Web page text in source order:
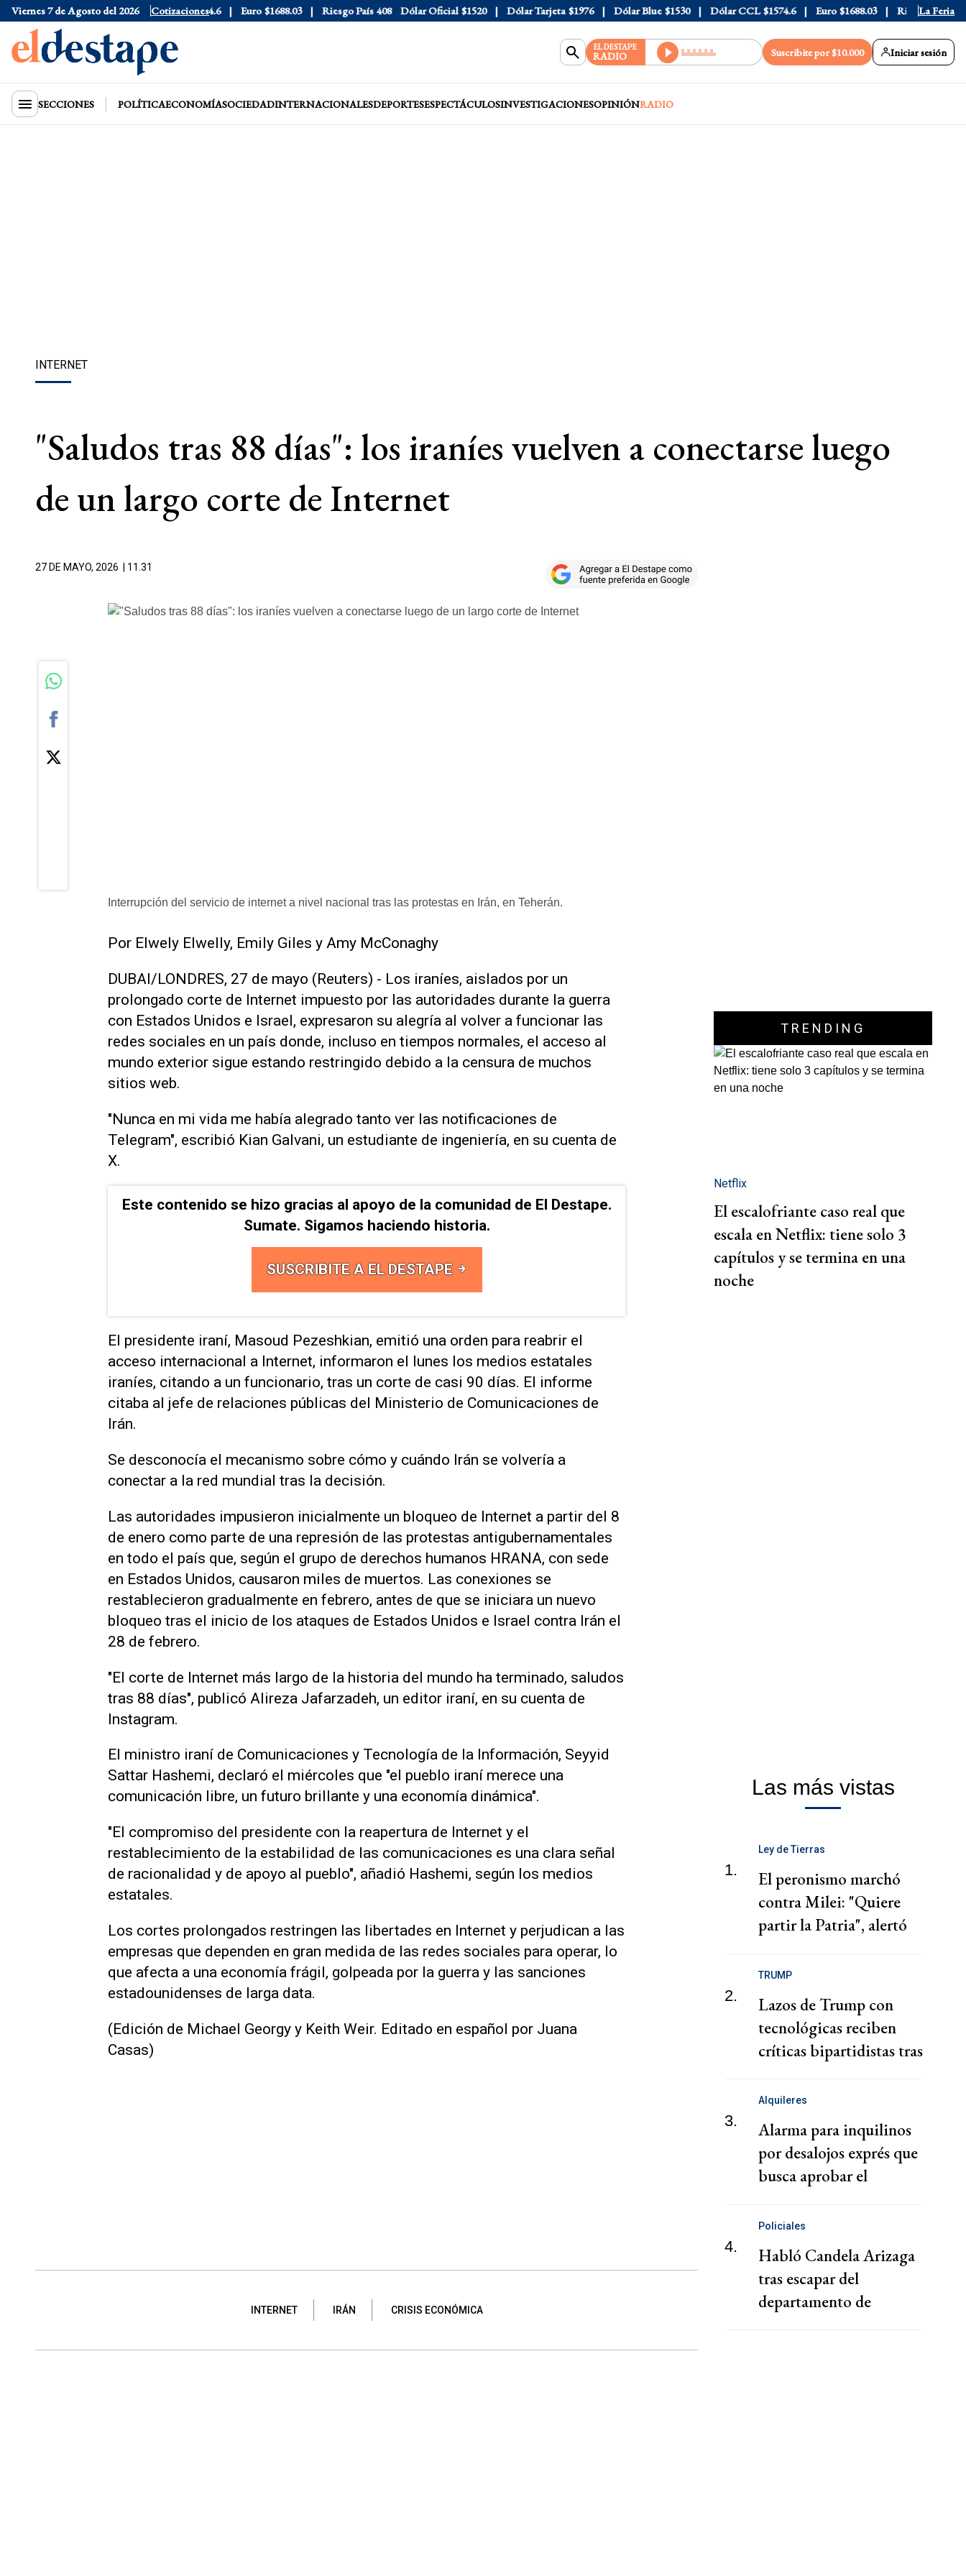
Viernes 7 de Agosto del 2026 Cotizaciones
Dólar Blue $1530 Dólar CCL $1574.6 Euro $1688.03 Riesgo País 408 Dólar Oficial $1520 Dólar Tarjeta $1976 Dólar Blue $1530 Dólar CCL $1574.6 Euro $1688.03 Riesgo País 408
La Feria
EL DESTAPE
RADIO Suscribite por $10.000 Iniciar sesión
SECCIONES POLÍTICAECONOMÍASOCIEDADINTERNACIONALESDEPORTESESPECTÁCULOSINVESTIGACIONESOPINIÓNRADIO
INTERNET
"Saludos tras 88 días": los iraníes vuelven a conectarse luego
de un largo corte de Internet
27 DE MAYO, 2026 | 11.31
Interrupción del servicio de internet a nivel nacional tras las protestas en Irán, en Teherán.
Por Elwely Elwelly, Emily ​Giles y Amy McConaghy
DUBAI/LONDRES, 27 de mayo (Reuters) - Los iraníes, aislados por un
prolongado corte de Internet impuesto ‌por las autoridades durante ‌la guerra
con Estados Unidos e Israel, expresaron su alegría al volver a funcionar las
redes sociales en un país donde, incluso en tiempos normales, el acceso al
mundo exterior sigue estando restringido debido a la censura de muchos
sitios web.
"Nunca en mi vida me había alegrado tanto ​ver las notificaciones ⁠de
Telegram", escribió Kian Galvani, un estudiante de ingeniería, ‌en su cuenta de
X.
Este contenido se hizo gracias al apoyo de la comunidad de El Destape.
Sumate. Sigamos haciendo historia.
SUSCRIBITE A EL DESTAPE
El presidente iraní, Masoud ⁠Pezeshkian, emitió una orden para ⁠reabrir el
acceso internacional a Internet, informaron el lunes los medios estatales
iraníes, citando a un funcionario, tras un corte de ⁠casi 90 días. El informe
citaba al jefe ​de relaciones públicas del Ministerio de Comunicaciones ‌de
Irán.
Se desconocía el mecanismo ‌sobre cómo y cuándo Irán se volvería a
conectar ⁠a la red mundial tras la decisión.
Las autoridades impusieron inicialmente un bloqueo de Internet a partir del 8
de enero como parte de una represión de las protestas ​antigubernamentales
en ‌todo el país que, según el grupo de derechos humanos HRANA, con sede
en Estados Unidos, causaron miles de muertos. Las conexiones se
restablecieron gradualmente en febrero, antes de que se iniciara un ⁠nuevo
bloqueo tras el inicio de los ataques de Estados Unidos e Israel contra Irán el
28 de febrero.
"El corte de Internet más largo de la historia del mundo ha terminado, saludos
tras 88 días", publicó Alireza Jafarzadeh, un editor iraní, en su cuenta de
Instagram.
El ministro iraní de Comunicaciones y Tecnología ‌de la Información, Seyyid
Sattar Hashemi, declaró el miércoles que "el pueblo iraní merece una
comunicación libre, un futuro brillante y una economía dinámica".
"El compromiso del presidente con la reapertura de Internet y el
restablecimiento de la estabilidad de las comunicaciones ‌es una clara señal
de racionalidad y de apoyo al pueblo", añadió Hashemi, según los medios
estatales.
Los cortes prolongados restringen las libertades ‌en Internet y ⁠perjudican a las
empresas que dependen en gran medida de las redes sociales para operar, ​lo
que afecta a una economía frágil, golpeada por la guerra y las sanciones
estadounidenses de larga data.
(Edición de Michael Georgy y Keith Weir. Editado en español por Juana
Casas)
INTERNET IRÁN CRISIS ECONÓMICA
TRENDING
Netflix
El escalofriante caso real que
escala en Netflix: tiene solo 3
capítulos y se termina en una
noche
Las más vistas
1.
Ley de Tierras
El peronismo marchó
contra Milei: "Quiere
partir la Patria", alertó
2.
TRUMP
Lazos de Trump con
tecnológicas reciben
críticas bipartidistas tras
IA
3.
Alquileres
Alarma para inquilinos
por desalojos exprés que
busca aprobar el
4.
Policiales
Habló Candela Arizaga
tras escapar del
departamento de